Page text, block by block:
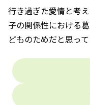
行き過ぎた愛情と考
子の関係性における
どものためだと思っ